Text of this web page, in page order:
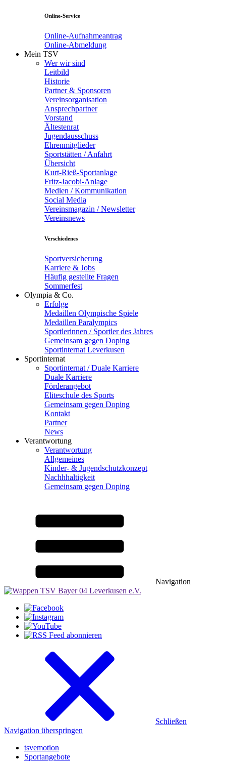
Online-Service
Online-Aufnahmeantrag
Online-Abmeldung
Mein TSV
Wer wir sind
Leitbild
Historie
Partner & Sponsoren
Vereinsorganisation
Ansprechpartner
Vorstand
Ältestenrat
Jugendausschuss
Ehrenmitglieder
Sportstätten / Anfahrt
Übersicht
Kurt-Rieß-Sportanlage
Fritz-Jacobi-Anlage
Medien / Kommunikation
Social Media
Vereinsmagazin / Newsletter
Vereinsnews
Verschiedenes
Sportversicherung
Karriere & Jobs
Häufig gestellte Fragen
Sommerfest
Olympia & Co.
Erfolge
Medaillen Olympische Spiele
Medaillen Paralympics
Sportlerinnen / Sportler des Jahres
Gemeinsam gegen Doping
Sportinternat Leverkusen
Sportinternat
Sportinternat / Duale Karriere
Duale Karriere
Förderangebot
Eliteschule des Sports
Gemeinsam gegen Doping
Kontakt
Partner
News
Verantwortung
Verantwortung
Allgemeines
Kinder- & Jugendschutzkonzept
Nachhhaltigkeit
Gemeinsam gegen Doping
Navigation
Schließen
Navigation überspringen
tsvemotion
Sportangebote